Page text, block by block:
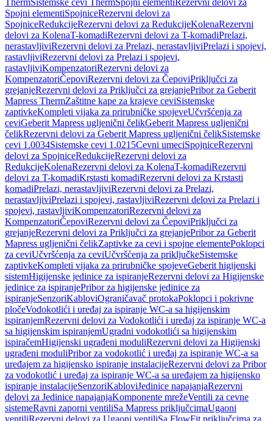
ThermSistemske cevi ThermSpojni elementi Rezervni delovi za
Spojni elementiSpojniceRezervni delovi za
SpojniceRedukcijeRezervni delovi za RedukcijeKolenaRezervni
delovi za KolenaT-komadiRezervni delovi za T-komadiPrelazi,
nerastavljiviRezervni delovi za Prelazi, nerastavljiviPrelazi i spojevi,
rastavljiviRezervni delovi za Prelazi i spojevi,
rastavljiviKompenzatoriRezervni delovi za
KompenzatoriČepoviRezervni delovi za ČepoviPriključci za
grejanjeRezervni delovi za Priključci za grejanjePribor za Geberit
Mapress ThermZaštitne kape za krajeve ceviSistemske
zaptivkeKompleti vijaka za prirubničke spojeveUčvršćenja za
ceviGeberit Mapress ugljenični čelikGeberit Mapress ugljenični
čelikRezervni delovi za Geberit Mapress ugljenični čelikSistemske
cevi 1.0034Sistemske cevi 1.0215Cevni umeciSpojniceRezervni
delovi za SpojniceRedukcijeRezervni delovi za
RedukcijeKolenaRezervni delovi za KolenaT-komadiRezervni
delovi za T-komadiKrstasti komadiRezervni delovi za Krstasti
komadiPrelazi, nerastavljiviRezervni delovi za Prelazi,
nerastavljiviPrelazi i spojevi, rastavljiviRezervni delovi za Prelazi i
spojevi, rastavljiviKompenzatoriRezervni delovi za
KompenzatoriČepoviRezervni delovi za ČepoviPriključci za
grejanjeRezervni delovi za Priključci za grejanjePribor za Geberit
Mapress ugljenični čelikZaptivke za cevi i spojne elementePoklopci
za ceviUčvršćenja za ceviUčvršćenja za priključkeSistemske
zaptivkeKompleti vijaka za prirubničke spojeveGeberit higijenski
sistemHigijenske jedinice za ispiranjeRezervni delovi za Higijenske
jedinice za ispiranjePribor za higijenske jedinice za
ispiranjeSenzoriKabloviOgraničavač protokaPoklopci i pokrivne
pločeVodokotlići i uređaj za ispiranje WC-a sa higijenskim
ispiranjemRezervni delovi za Vodokotlići i uređaj za ispiranje WC-a
sa higijenskim ispiranjemUgradni vodokotlići sa higijenskim
ispiračemHigijenski ugrađeni moduliRezervni delovi za Higijenski
ugrađeni moduliPribor za vodokotlić i uređaj za ispiranje WC-a sa
uređajem za higijensko ispiranje instalacijeRezervni delovi za Pribor
za vodokotlić i uređaj za ispiranje WC-a sa uređajem za higijensko
ispiranje instalacijeSenzoriKabloviJedinice napajanjaRezervni
delovi za Jedinice napajanjaKomponente mrežeVentili za cevne
sistemeRavni zaporni ventiliSa Mapress priključcimaUgaoni
ventiliRezervni delovi za Ugaoni ventiliSa FlowFit priključcima za